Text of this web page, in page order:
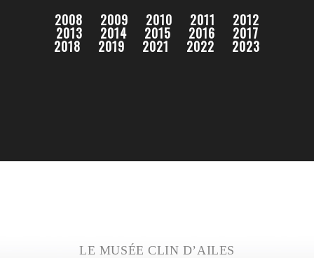
2008 2009 2010 2011 2012
2013 2014 2015 2016 2017
2018 2019 2021 2022 2023
LE MUSÉE CLIN D’AILES